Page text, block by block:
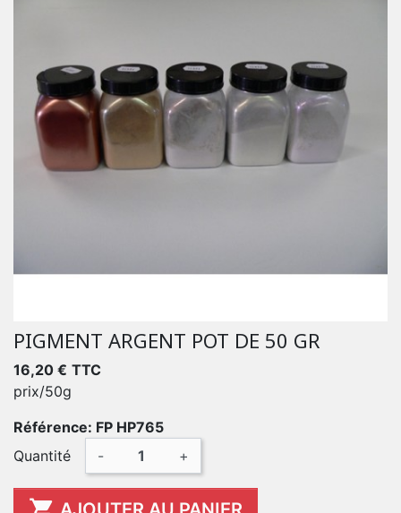
PIGMENT ARGENT POT DE 50 GR
16,20 € TTC
prix/50g
Référence: FP HP765
Quantité
- +